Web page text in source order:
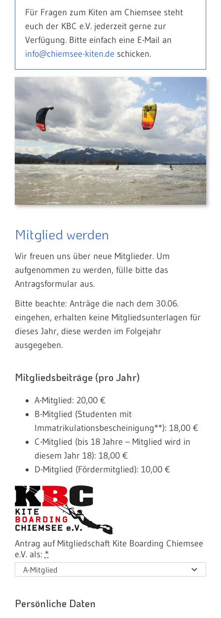
Für Fragen zum Kiten am Chiemsee steht
euch der KBC e.V. jederzeit gerne zur
Verfügung. Bitte einfach eine E-Mail an
info@chiemsee-kiten.de schicken.
Mitglied werden
Wir freuen uns über neue Mitglieder. Um
aufgenommen zu werden, fülle bitte das
Antragsformular aus.
Bitte beachte: Anträge die nach dem 30.06.
eingehen, erhalten keine Mitgliedsunterlagen für
dieses Jahr, diese werden im Folgejahr
ausgegeben.
Mitgliedsbeiträge (pro Jahr)
A-Mitglied: 20,00 €
B-Mitglied (Studenten mit
Immatrikulationsbescheinigung**): 18,00 €
C-Mitglied (bis 18 Jahre – Mitglied wird in
diesem Jahr 18): 18,00 €
D-Mitglied (Fördermitglied): 10,00 €
Antrag auf Mitgliedschaft Kite Boarding Chiemsee
e.V. als: *
Persönliche Daten